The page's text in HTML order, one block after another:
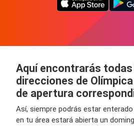
Aquí encontrarás todas
direcciones de
de apertura
Así, siempre podrás estar
en tu área estará abierta un